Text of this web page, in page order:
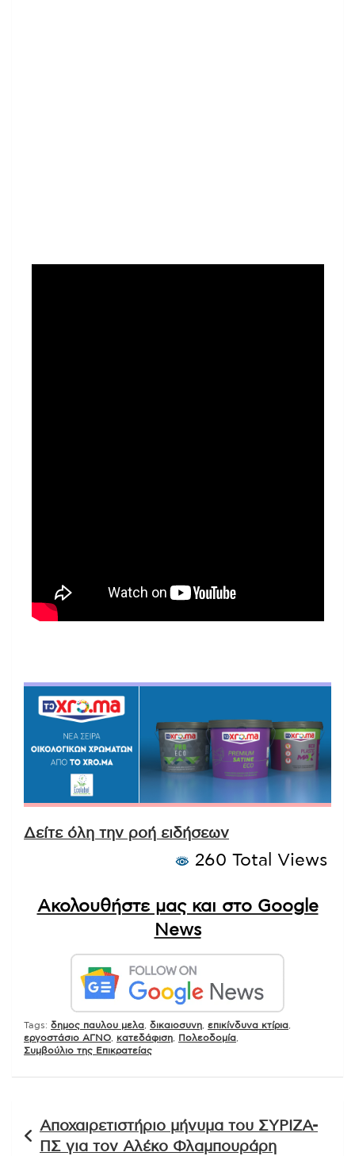
Δείτε όλη την ροή ειδήσεων
260 Total Views
Ακολουθήστε μας και στο Google
News
Tags: δημος παυλου μελα δικαιοσυνη επικίνδυνα κτίρια
εργοστάσιο ΑΓΝΟ
κατεδάφιση Πολεοδομία
Συμβούλιο της Επικρατείας
άρθρων
Αποχαιρετιστήριο μήνυμα του ΣΥΡΙΖΑ-
ΠΣ για τον Αλέκο Φλαμπουράρη